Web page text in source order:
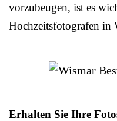
vorzubeugen, ist es
Hochzeitsfotografen in
Erhalten Sie Ihre